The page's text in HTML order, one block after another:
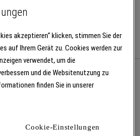
akzeptieren“ klicken, stimmen Sie der
auf Ihrem Gerät zu. Cookies werden zur
verwendet, um die
und die Websitenutzung zu
finden Sie in unserer
Cookie-Einstellungen